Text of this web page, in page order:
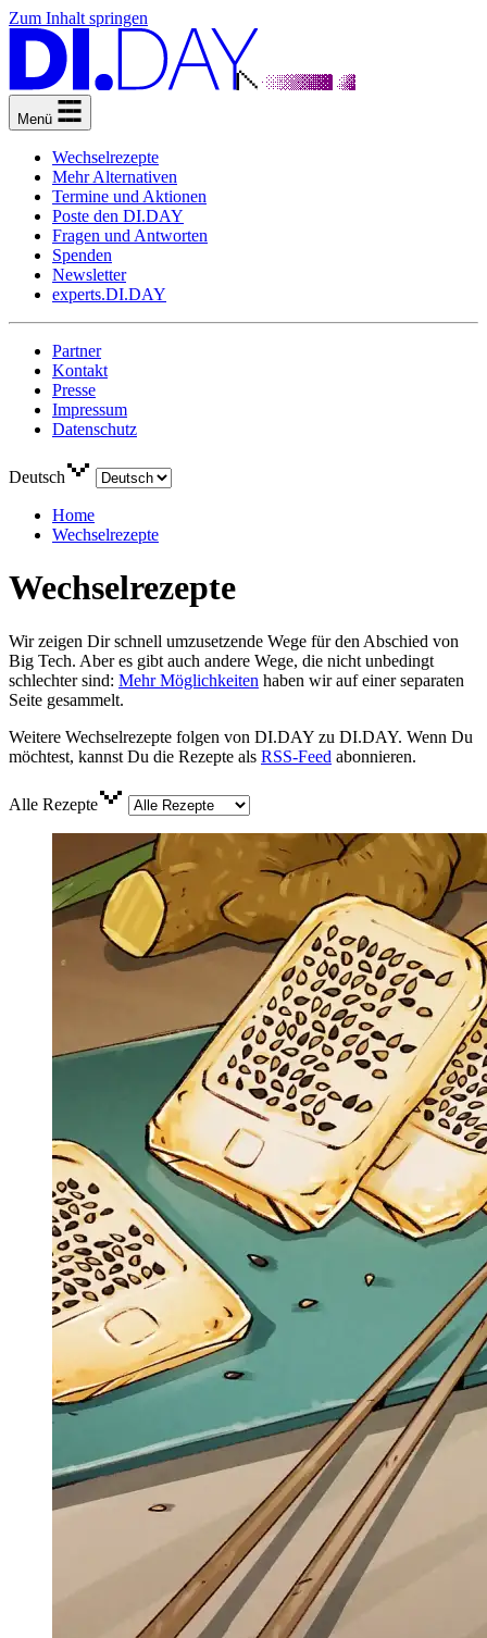
Zum Inhalt springen
Menü
Wechselrezepte
Mehr Alternativen
Termine und Aktionen
Poste den DI.DAY
Fragen und Antworten
Spenden
Newsletter
experts.DI.DAY
Partner
Kontakt
Presse
Impressum
Datenschutz
Deutsch
Home
Wechselrezepte
Wechselrezepte
Wir zeigen Dir schnell umzusetzende Wege für den Abschied von
Big Tech. Aber es gibt auch andere Wege, die nicht unbedingt
schlechter sind: Mehr Möglichkeiten haben wir auf einer separaten
Seite gesammelt.
Weitere Wechselrezepte folgen von DI.DAY zu DI.DAY. Wenn Du
möchtest, kannst Du die Rezepte als RSS-Feed abonnieren.
Alle Rezepte